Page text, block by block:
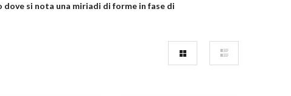
si nota una miriadi di forme in fase di